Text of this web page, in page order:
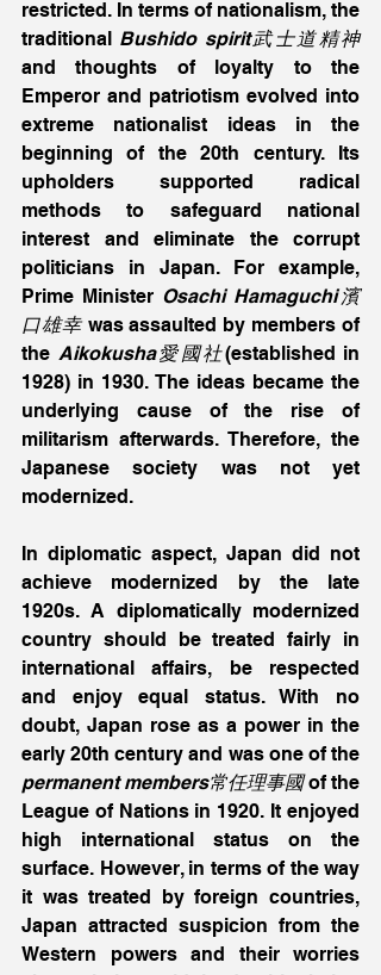
restricted. In terms of nationalism, the
traditional
Bushido spirit武士道精神
and thoughts of loyalty to the
Emperor and patriotism evolved into
extreme nationalist ideas in the
beginning of the 20th century. Its
upholders supported radical
methods to safeguard national
interest and eliminate the corrupt
politicians in Japan. For example,
Prime Minister Osachi Hamaguchi濱
口雄幸 was assaulted by members of
the Aikokusha愛國社(established in
1928) in 1930. The ideas became the
underlying cause of the rise of
militarism afterwards. Therefore, the
Japanese society was not yet
modernized.
In diplomatic aspect, Japan did not
achieve modernized by the late
1920s. A diplomatically modernized
country should be treated fairly in
international affairs, be respected
and enjoy equal status. With no
doubt, Japan rose as a power in the
early 20th century and was one of the
permanent members常任理事國 of the
League of Nations in 1920. It enjoyed
high international status on the
surface. However, in terms of the way
it was treated by foreign countries,
Japan attracted suspicion from the
Western powers and their worries